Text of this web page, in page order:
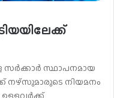
സർക്കാർ സ്ഥാപനമായ
നഴ്സുമാരുടെ നിയമനം